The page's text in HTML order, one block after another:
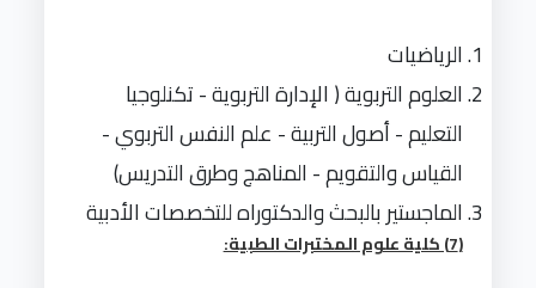
الرياضيات
العلوم التربوية ( الإدارة التربوية - تكنلوجيا
التعليم - أصول التربية - علم النفس التربوي -
القياس والتقويم - المناهج وطرق التدريس)
الماجستير بالبحث والدكتوراه للتخصصات الأدبية
(7) كلية علوم المختبرات الطبية: